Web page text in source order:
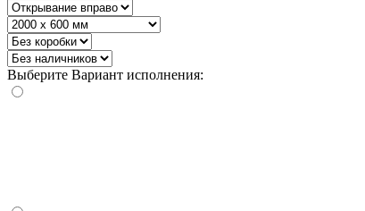
Выберите Вариант исполнения: